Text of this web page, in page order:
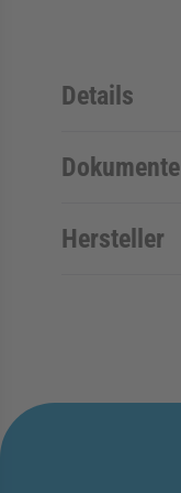
Details
Dokumente
Hersteller